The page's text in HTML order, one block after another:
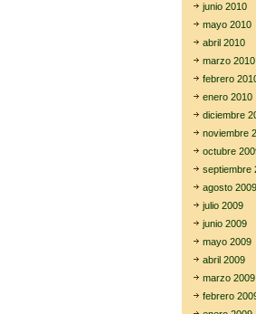
junio 2010
mayo 2010
abril 2010
marzo 2010
febrero
enero 2010
diciembre
noviembre
octubre
septiembre
agosto 2009
julio 2009
junio 2009
mayo 2009
abril 2009
marzo 2009
febrero